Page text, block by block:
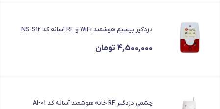
دزدگیر بیسیم هوشمند WiFi و RF آسانه کد NS-S12
4,500,000 تومان
چشمی دزدگیر RF خانه هوشمند آسانه کد AI-01